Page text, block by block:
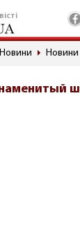
Новини Новини